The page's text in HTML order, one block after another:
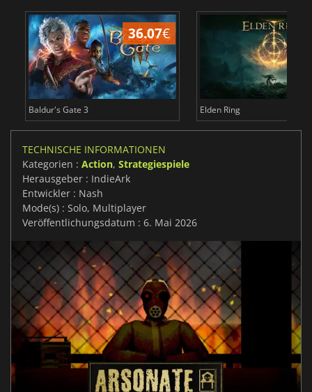
36.07€
Baldur's Gate 3 Elden Ring
TECHNISCHE INFORMATIONEN
Kategorien : Action, Strategiespiele
Herausgeber : IndieArk
Entwickler : Nash
Mode(s) : Solo, Multiplayer
Veröffentlichungsdatum : 6. Mai 2026